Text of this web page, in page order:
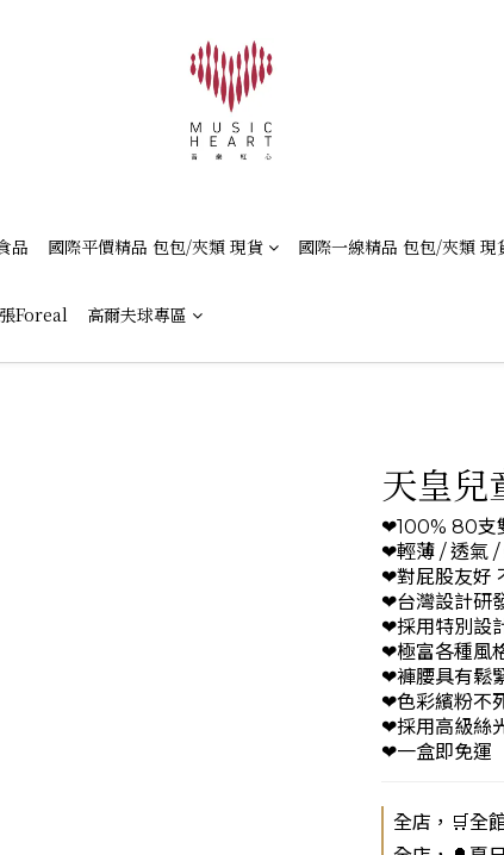
品 國際平價精品 包包/夾類 現貨 國際一線精品 包包/夾類 現
Foreal 高爾夫球專區
天皇兒
❤100% 80支
❤輕薄 / 透氣 /
❤對屁股友好
❤台灣設計研
❤採用特別設
❤極富各種風
❤褲腰具有鬆
❤色彩繽粉不
❤採用高級絲
❤一盒即免運
全店，🛒全